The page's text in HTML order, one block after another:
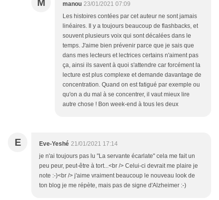
M manou 23/01/2021 07:09
Les histoires contées par cet auteur ne sont jamais
linéaires. Il y a toujours beaucoup de flashbacks, et
souvent plusieurs voix qui sont décalées dans le
temps. J'aime bien prévenir parce que je sais que
dans mes lecteurs et lectrices certains n'aiment pas
ça, ainsi ils savent à quoi s'attendre car forcément la
lecture est plus complexe et demande davantage de
concentration. Quand on est fatigué par exemple ou
qu'on a du mal à se concentrer, il vaut mieux lire
autre chose ! Bon week-end à tous les deux
E Eve-Yeshé 21/01/2021 17:14
je n'ai toujours pas lu "La servante écarlate" cela me fait un
peu peur, peut-être à tort...<br /> Celui-ci devrait me plaire je
note :-)<br /> j'aime vraiment beaucoup le nouveau look de
ton blog je me répète, mais pas de signe d'Alzheimer :-)